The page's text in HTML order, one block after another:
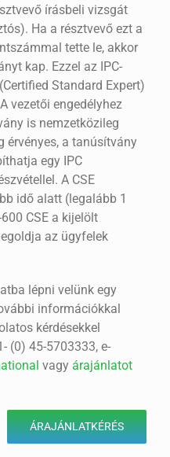
írásbeli vizsgát
Ha a résztvevő ezt a
tette le, akkor
kap. Ezzel az IPC-
Standard Expert)
vezetői engedélyhez
is nemzetközileg
érvényes, a tanúsítvány
egy IPC
A CSE
idő alatt (legalább 1
CSE a kijelölt
az ügyfelek
lépni velünk egy
információkkal
kérdésekkel
(0) 45-5703333, e-
vagyárajánlatot
ÁRAJÁNLATKÉRÉS